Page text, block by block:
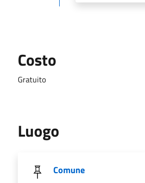
Costo
Gratuito
Luogo
Comune